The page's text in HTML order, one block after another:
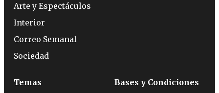
Arte y Espectáculos
Interior
Correo Semanal
Sociedad
Temas
Bases y Condiciones